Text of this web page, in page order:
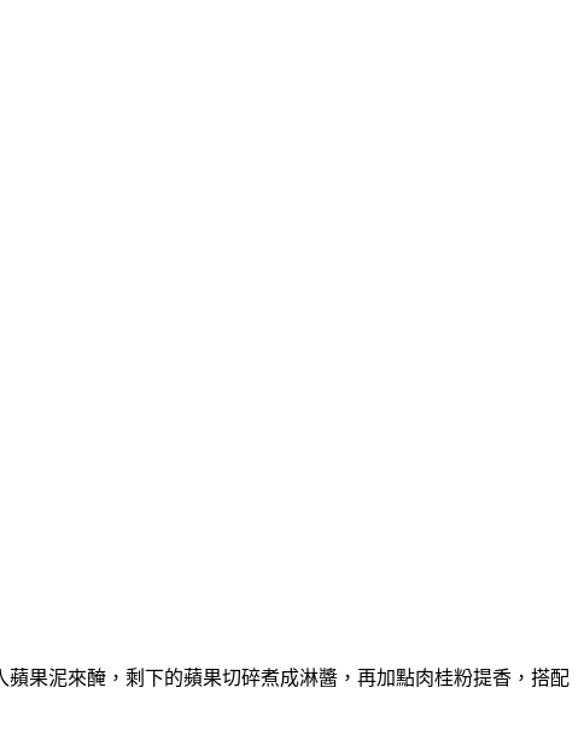
果泥來醃，剩下的蘋果切碎煮成淋醬，再加點肉桂粉提香，搭配